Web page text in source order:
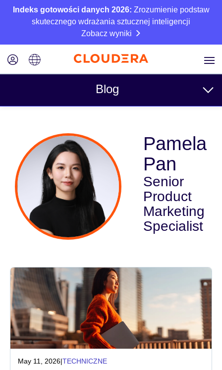
Indeks gotowości danych 2026: Zrozumienie podstaw
skutecznego wdrażania sztucznej inteligencji
Zobacz wyniki
Blog
Business
Techniczne
Partnerzy
Kultura
Produkcja przemysłowa
Ubezpieczenia
Telekomunikacja
Technologia
Pamela
Pan
Senior
Product
Marketing
Specialist
May 11, 2026|TECHNICZNE